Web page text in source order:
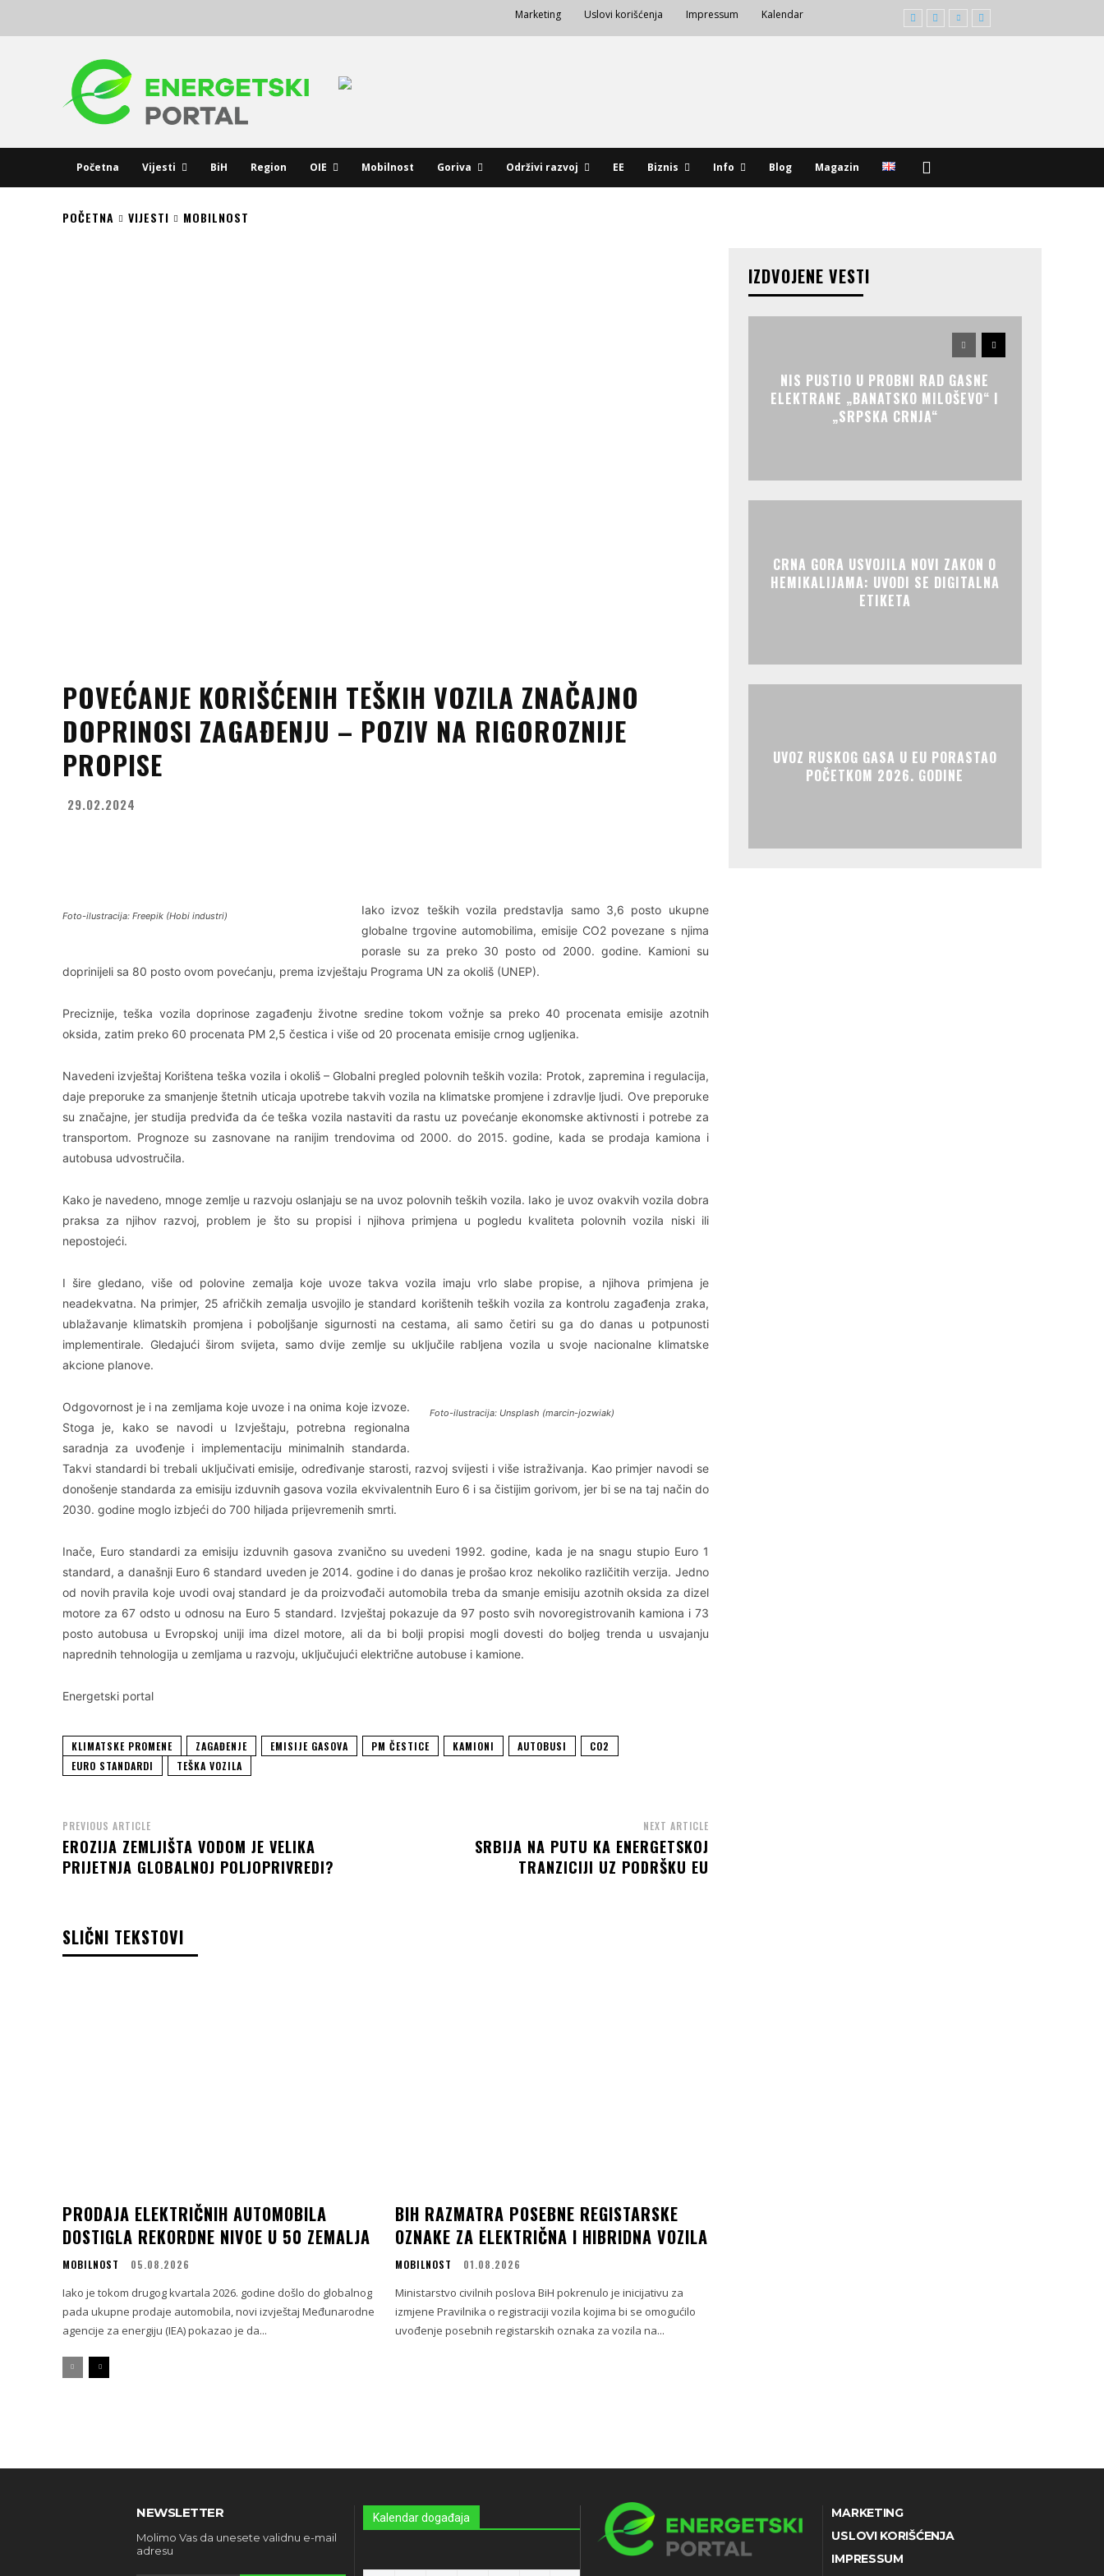
Marketing Uslovi korišćenja Impressum Kalendar
Početna Vijesti BiH Region OIE Mobilnost Goriva Održivi razvoj EE Biznis Info Blog Magazin
POČETNA VIJESTI MOBILNOST
POVEĆANJE KORIŠĆENIH TEŠKIH VOZILA ZNAČAJNO
DOPRINOSI ZAGAĐENJU – POZIV NA RIGOROZNIJE
PROPISE
29.02.2024
Foto-ilustracija: Freepik (Hobi industri)
Iako izvoz teških vozila predstavlja samo 3,6 posto ukupne
globalne trgovine automobilima, emisije CO2 povezane s njima
porasle su za preko 30 posto od 2000. godine. Kamioni su
doprinijeli sa 80 posto ovom povećanju, prema izvještaju Programa UN za okoliš (UNEP).
Preciznije, teška vozila doprinose zagađenju životne sredine tokom vožnje sa preko 40 procenata emisije azotnih
oksida, zatim preko 60 procenata PM 2,5 čestica i više od 20 procenata emisije crnog ugljenika.
Navedeni izvještaj Korištena teška vozila i okoliš – Globalni pregled polovnih teških vozila: Protok, zapremina i regulacija,
daje preporuke za smanjenje štetnih uticaja upotrebe takvih vozila na klimatske promjene i zdravlje ljudi. Ove preporuke
su značajne, jer studija predviđa da će teška vozila nastaviti da rastu uz povećanje ekonomske aktivnosti i potrebe za
transportom. Prognoze su zasnovane na ranijim trendovima od 2000. do 2015. godine, kada se prodaja kamiona i
autobusa udvostručila.
Kako je navedeno, mnoge zemlje u razvoju oslanjaju se na uvoz polovnih teških vozila. Iako je uvoz ovakvih vozila dobra
praksa za njihov razvoj, problem je što su propisi i njihova primjena u pogledu kvaliteta polovnih vozila niski ili
nepostojeći.
I šire gledano, više od polovine zemalja koje uvoze takva vozila imaju vrlo slabe propise, a njihova primjena je
neadekvatna. Na primjer, 25 afričkih zemalja usvojilo je standard korištenih teških vozila za kontrolu zagađenja zraka,
ublažavanje klimatskih promjena i poboljšanje sigurnosti na cestama, ali samo četiri su ga do danas u potpunosti
implementirale. Gledajući širom svijeta, samo dvije zemlje su uključile rabljena vozila u svoje nacionalne klimatske
akcione planove.
Foto-ilustracija: Unsplash (marcin-jozwiak)
Odgovornost je i na zemljama koje uvoze i na onima koje izvoze.
Stoga je, kako se navodi u Izvještaju, potrebna regionalna
saradnja za uvođenje i implementaciju minimalnih standarda.
Takvi standardi bi trebali uključivati ​​emisije, određivanje starosti, razvoj svijesti i više istraživanja. Kao primjer navodi se
donošenje standarda za emisiju izduvnih gasova vozila ekvivalentnih Euro 6 i sa čistijim gorivom, jer bi se na taj način do
2030. godine moglo izbjeći do 700 hiljada prijevremenih smrti.
Inače, Euro standardi za emisiju izduvnih gasova zvanično su uvedeni 1992. godine, kada je na snagu stupio Euro 1
standard, a današnji Euro 6 standard uveden je 2014. godine i do danas je prošao kroz nekoliko različitih verzija. Jedno
od novih pravila koje uvodi ovaj standard je da proizvođači automobila treba da smanje emisiju azotnih oksida za dizel
motore za 67 odsto u odnosu na Euro 5 standard. Izvještaj pokazuje da 97 posto svih novoregistrovanih kamiona i 73
posto autobusa u Evropskoj uniji ima dizel motore, ali da bi bolji propisi mogli dovesti do boljeg trenda u usvajanju
naprednih tehnologija u zemljama u razvoju, uključujući električne autobuse i kamione.
Energetski portal
KLIMATSKE PROMENE ZAGAĐENJE EMISIJE GASOVA PM ČESTICE KAMIONI AUTOBUSI
CO2
EURO STANDARDI
TEŠKA VOZILA
PREVIOUS ARTICLE
EROZIJA ZEMLJIŠTA VODOM JE VELIKA
PRIJETNJA GLOBALNOJ POLJOPRIVREDI?
NEXT ARTICLE
SRBIJA NA PUTU KA ENERGETSKOJ
TRANZICIJI UZ PODRŠKU EU
SLIČNI TEKSTOVI
PRODAJA ELEKTRIČNIH AUTOMOBILA
DOSTIGLA REKORDNE NIVOE U 50 ZEMALJA
MOBILNOST 05.08.2026
Iako je tokom drugog kvartala 2026. godine došlo do globalnog
pada ukupne prodaje automobila, novi izvještaj Međunarodne
agencije za energiju (IEA) pokazao je da...
BIH RAZMATRA POSEBNE REGISTARSKE
OZNAKE ZA ELEKTRIČNA I HIBRIDNA VOZILA
MOBILNOST 01.08.2026
Ministarstvo civilnih poslova BiH pokrenulo je inicijativu za
izmjene Pravilnika o registraciji vozila kojima bi se omogućilo
uvođenje posebnih registarskih oznaka za vozila na...
IZDVOJENE VESTI
NIS PUSTIO U PROBNI RAD GASNE
ELEKTRANE „BANATSKO MILOŠEVO“ I
„SRPSKA CRNJA“
CRNA GORA USVOJILA NOVI ZAKON O
HEMIKALIJAMA: UVODI SE DIGITALNA
ETIKETA
UVOZ RUSKOG GASA U EU PORASTAO
POČETKOM 2026. GODINE
NEWSLETTER
Molimo Vas da unesete validnu e-mail
adresu
Kalendar događaja
MARKETING
USLOVI KORIŠĆENJA
IMPRESSUM